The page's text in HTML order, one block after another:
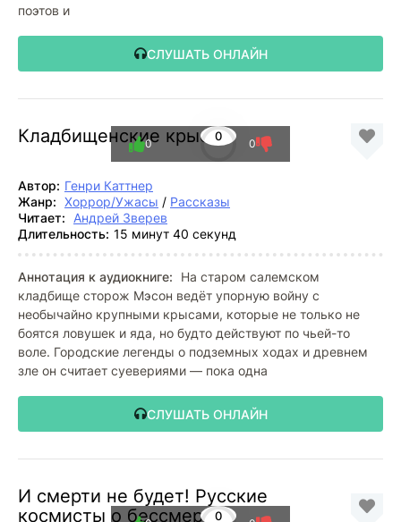
поэтов и
СЛУШАТЬ ОНЛАЙН
Кладбищенские крысы
0
0 0
Автор: Генри Каттнер
Жанр: Хоррор/Ужасы / Рассказы
Читает:
Андрей Зверев
Длительность: 15 минут 40 секунд
Аннотация к аудиокниге:
На старом салемском
кладбище сторож Мэсон ведёт упорную войну с
необычайно крупными крысами, которые не только не
боятся ловушек и яда, но будто действуют по чьей-то
воле. Городские легенды о подземных ходах и древнем
зле он считает суевериями — пока одна
СЛУШАТЬ ОНЛАЙН
И смерти не будет! Русские
космисты о бессмертии
0